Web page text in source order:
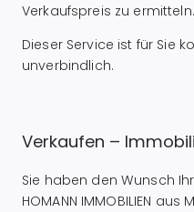
Verkaufspreis zu ermitteln.
Dieser Service ist für Sie
unverbindlich.
Verkaufen –
Sie haben den Wunsch
HOMANN IMMOBILIEN